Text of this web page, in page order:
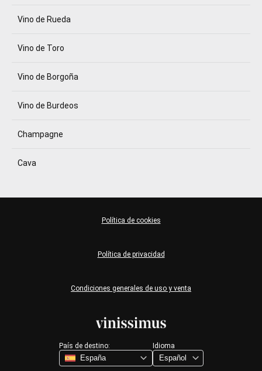
Vino de Rueda
Vino de Toro
Vino de Borgoña
Vino de Burdeos
Champagne
Cava
País de destino: Idioma
Condiciones generales de uso y venta
Política de privacidad
Política de cookies